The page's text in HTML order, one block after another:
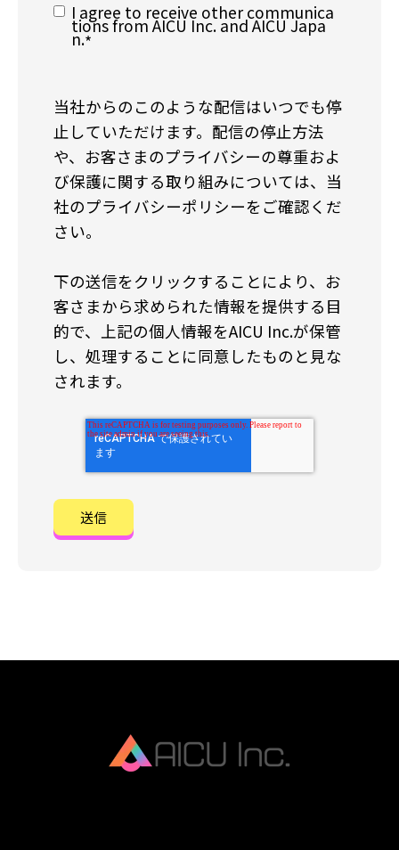
I agree to receive other communica
tions from AICU Inc. and AICU Japa
n.*
当社からのこのような配信はいつでも停
止していただけます。配信の停止方法
や、お客さまのプライバシーの尊重およ
び保護に関する取り組みについては、当
社のプライバシーポリシーをご確認くだ
さい。
下の送信をクリックすることにより、お
客さまから求められた情報を提供する目
的で、上記の個人情報をAICU Inc.が保管
し、処理することに同意したものと見な
されます。